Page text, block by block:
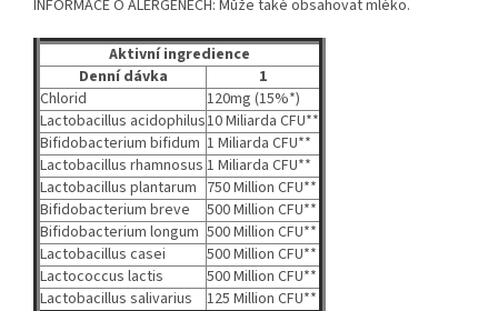
INFORMACE O ALERGENECH: Může také obsahovat mléko.
Aktivní ingredience
Denní dávka
1
Chlorid
120mg (15%*)
Lactobacillus acidophilus10 Miliarda CFU**
Bifidobacterium bifidum 1 Miliarda CFU**
Lactobacillus rhamnosus 1 Miliarda CFU**
Lactobacillus plantarum 750 Million CFU**
Bifidobacterium breve
500 Million CFU**
Bifidobacterium longum 500 Million CFU**
Lactobacillus casei
500 Million CFU**
Lactococcus lactis
500 Million CFU**
Lactobacillus salivarius
125 Million CFU**